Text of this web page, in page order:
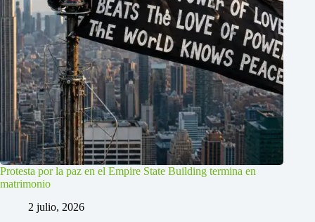
Protesta por la paz en el Empire State Building termina en
matrimonio
2 julio, 2026